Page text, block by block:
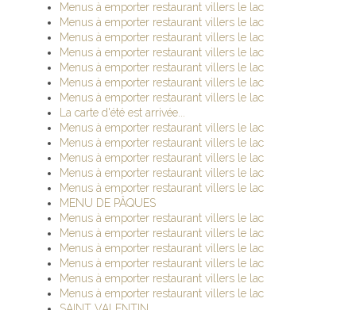
Menus à emporter restaurant villers le lac
Menus à emporter restaurant villers le lac
Menus à emporter restaurant villers le lac
Menus à emporter restaurant villers le lac
Menus à emporter restaurant villers le lac
Menus à emporter restaurant villers le lac
Menus à emporter restaurant villers le lac
La carte d'été est arrivée...
Menus à emporter restaurant villers le lac
Menus à emporter restaurant villers le lac
Menus à emporter restaurant villers le lac
Menus à emporter restaurant villers le lac
Menus à emporter restaurant villers le lac
MENU DE PÂQUES
Menus à emporter restaurant villers le lac
Menus à emporter restaurant villers le lac
Menus à emporter restaurant villers le lac
Menus à emporter restaurant villers le lac
Menus à emporter restaurant villers le lac
Menus à emporter restaurant villers le lac